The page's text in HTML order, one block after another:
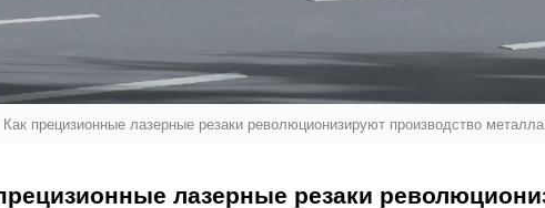
Как прецизионные лазерные резаки революционизируют производство
лазерные резаки